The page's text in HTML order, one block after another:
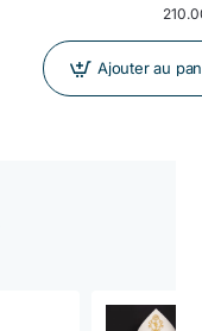
Ajouter au